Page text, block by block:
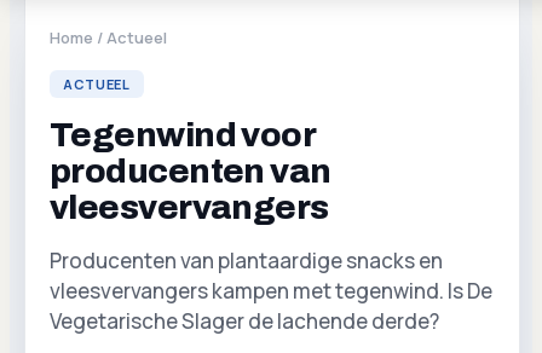
Home /Actueel
ACTUEEL
Tegenwind voor
producenten van
vleesvervangers
Producenten van plantaardige snacks en
vleesvervangers kampen met tegenwind. Is De
Vegetarische Slager de lachende derde?